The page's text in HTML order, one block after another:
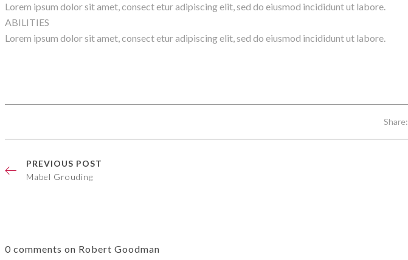
Lorem ipsum dolor sit amet, consect etur adipiscing elit, sed do eiusmod incididunt ut labore.
ABILITIES
Lorem ipsum dolor sit amet, consect etur adipiscing elit, sed do eiusmod incididunt ut labore.
Share:
PREVIOUS POST
Mabel Grouding
0 comments on Robert Goodman